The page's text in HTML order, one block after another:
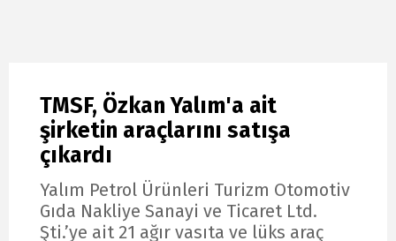
TMSF, Özkan Yalım'a ait
şirketin araçlarını satışa
çıkardı
Yalım Petrol Ürünleri Turizm Otomotiv
Gıda Nakliye Sanayi ve Ticaret Ltd.
Şti.’ye ait 21 ağır vasıta ve lüks araç